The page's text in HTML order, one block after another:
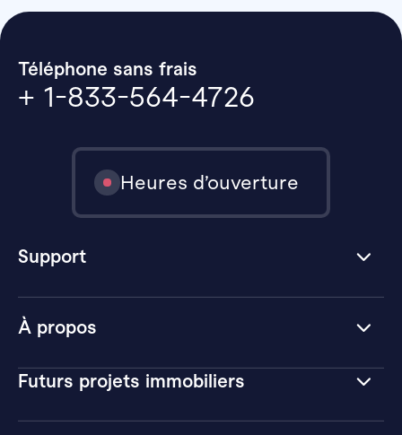
À propos
Futurs projets immobiliers
Téléphone sans frais
+ 1-833-564-4726
Heures d’ouverture
Support